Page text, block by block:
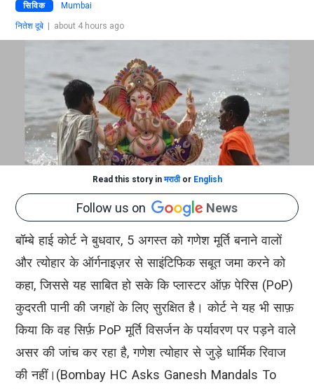
सिविक Mumbai
नितेश दूबे about 4 hours ago
Read this story inमराठीor English
Follow us on News
बॉम्बे हाई कोर्ट ने बुधवार, 5 अगस्त को गणेश मूर्ति बनाने वालों
और त्योहार के ऑर्गनाइज़र से साइंटिफिक सबूत जमा करने को
कहा, जिससे यह साबित हो सके कि प्लास्टर ऑफ़ पेरिस (PoP)
कुदरती पानी की जगहों के लिए सुरक्षित है। कोर्ट ने यह भी साफ़
किया कि वह सिर्फ़ PoP मूर्ति विसर्जन के पर्यावरण पर पड़ने वाले
असर की जांच कर रहा है, गणेश त्योहार से जुड़े धार्मिक रिवाज
की नहीं।(Bombay HC Asks Ganesh Mandals To